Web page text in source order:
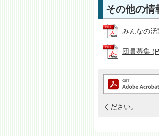
その他の情
みんなの
団員募集
ください。